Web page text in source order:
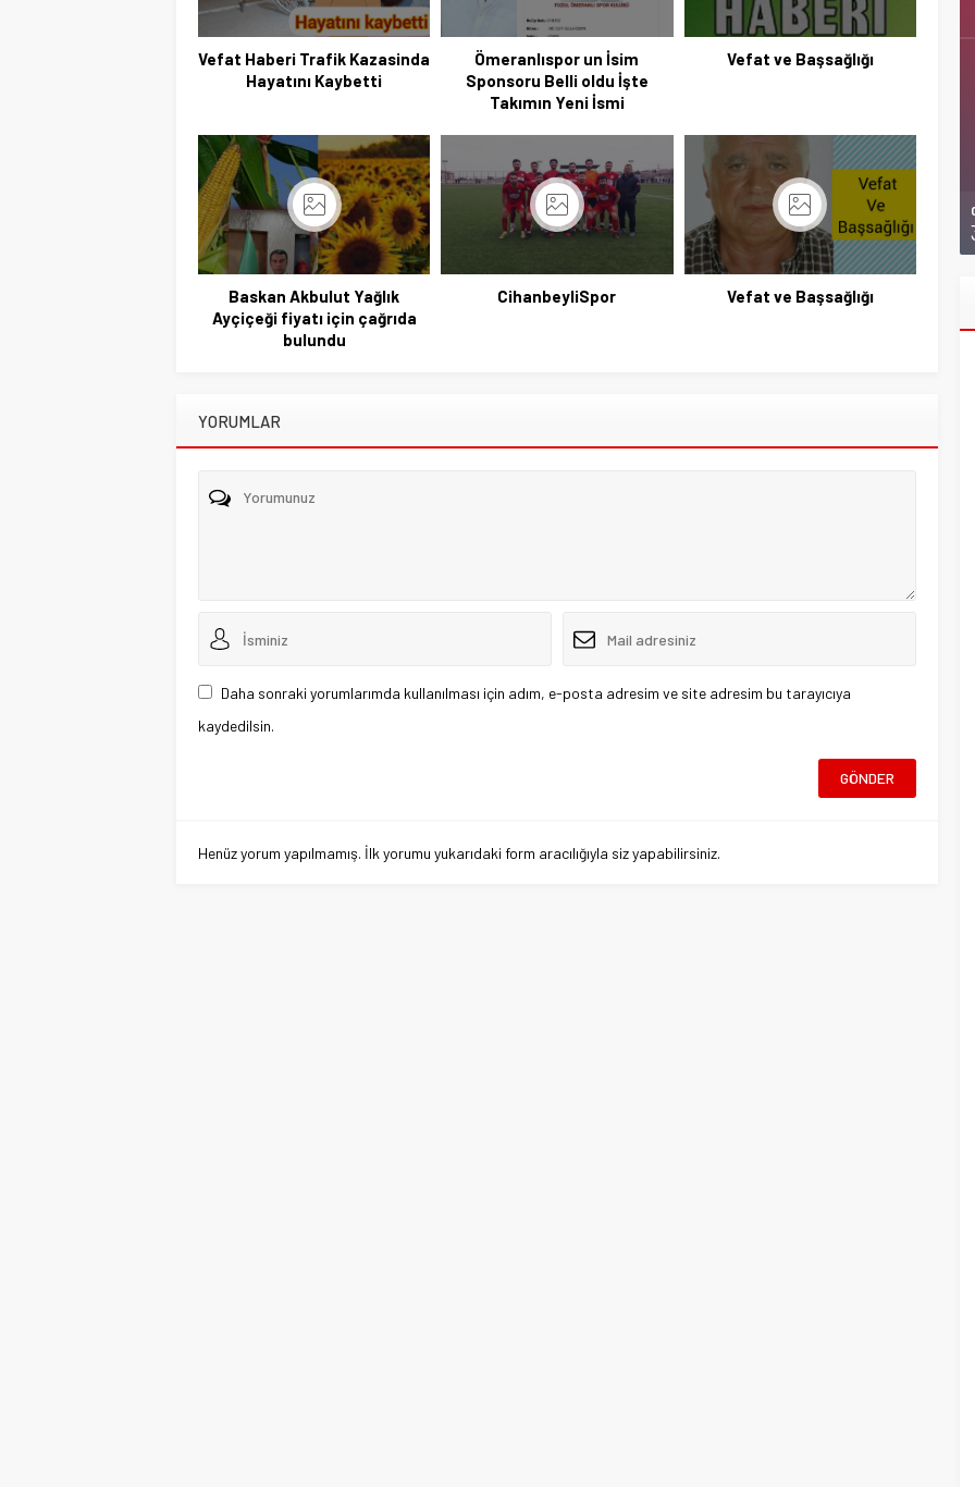
Vefat Haberi Trafik Kazasinda
Hayatını Kaybetti
Ömeranlıspor un İsim
Sponsoru Belli oldu İşte
Takımın Yeni İsmi
Vefat ve Başsağlığı
Baskan Akbulut Yağlık
Ayçiçeği fiyatı için çağrıda
bulundu
CihanbeyliSpor Vefat ve Başsağlığı
YORUMLAR
Daha sonraki yorumlarımda kullanılması için adım, e-posta adresim ve site adresim bu tarayıcıya
kaydedilsin.
Henüz yorum yapılmamış. İlk yorumu yukarıdaki form aracılığıyla siz yapabilirsiniz.